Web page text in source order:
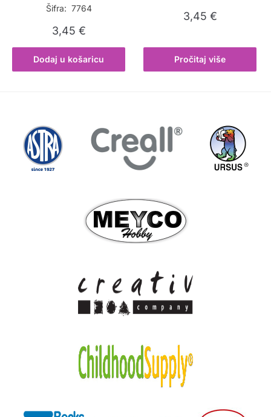
Šifra: 7764
3,45 €
Dodaj u košaricu
3,45 €
Pročitaj više